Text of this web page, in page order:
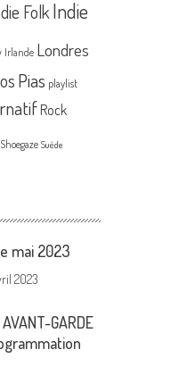
FolkIndie
Irlande Londres
Pias playlist
Rock
Shoegaze Suède
mai 2023
2023
GARDE